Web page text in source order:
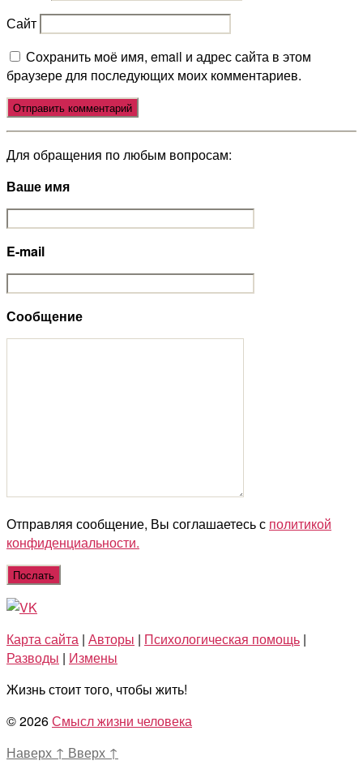
Сайт
Сохранить моё имя, email и адрес сайта в этом
браузере для последующих моих комментариев.
Для обращения по любым вопросам:
Ваше имя
E-mail
Сообщение
Отправляя сообщение, Вы соглашаетесь с политикой
конфиденциальности.
Карта сайта | Авторы | Психологическая помощь |
Разводы | Измены
Жизнь стоит того, чтобы жить!
© 2026Смысл жизни человека
Наверх ↑ Вверх ↑